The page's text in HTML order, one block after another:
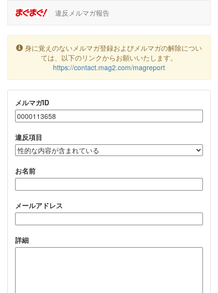
違反メルマガ報告
身に覚えのないメルマガ登録およびメルマガの解除につい
ては、以下のリンクからお願いいたします。
https://contact.mag2.com/magreport
メルマガID
違反項目
お名前
メールアドレス
詳細